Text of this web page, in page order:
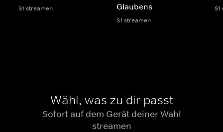
S1 streamen
Glaubens
S1 streamen
Wähl, was zu dir passt
Sofort auf dem Gerät deiner Wahl
streamen